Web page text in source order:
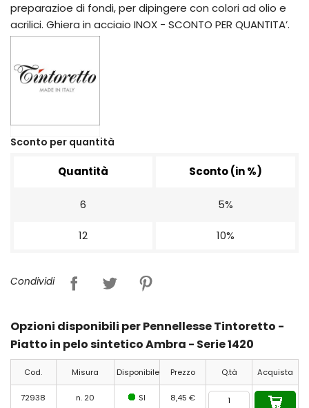
preparazioe di fondi, per dipingere con colori ad olio e
acrilici. Ghiera in acciaio INOX - SCONTO PER QUANTITA’.
Sconto per quantità
Quantità Sconto (in %)
6 5%
12 10%
Condividi
Opzioni disponibili per Pennellesse Tintoretto -
Piatto in pelo sintetico Ambra - Serie 1420
Cod. Misura Disponibile Prezzo Q.tà Acquista
72938 n. 20 SI 8,45 €